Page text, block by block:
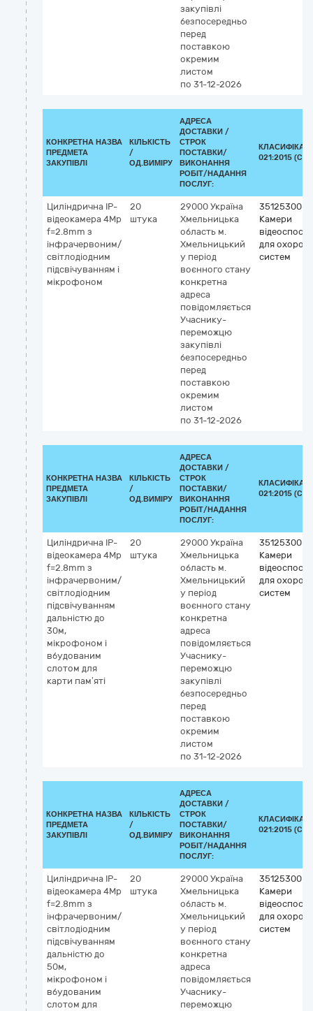
закупівлі
безпосередньо
перед
поставкою
окремим
листом
по 31-12-2026
КОНКРЕТНА НАЗВА
ПРЕДМЕТА
ЗАКУПІВЛІ
КІЛЬКІСТЬ
/
ОД.ВИМІРУ
АДРЕСА
ДОСТАВКИ /
СТРОК
ПОСТАВКИ/
ВИКОНАННЯ
РОБІТ/НАДАННЯ
ПОСЛУГ:
021:2015
Циліндрична IP-
відеокамера 4Mp
f=2.8mm з
інфрачервоним/
світлодіодним
підсвічуванням і
мікрофоном
20
штука
29000 Україна
Хмельницька
область м.
Хмельницький
у період
воєнного стану
конкретна
адреса
повідомляється
Учаснику-
переможцю
закупівлі
безпосередньо
перед
поставкою
окремим
листом
по 31-12-2026
35125300-2
Камери
для
систем
КОНКРЕТНА НАЗВА
ПРЕДМЕТА
ЗАКУПІВЛІ
КІЛЬКІСТЬ
/
ОД.ВИМІРУ
АДРЕСА
ДОСТАВКИ /
СТРОК
ПОСТАВКИ/
ВИКОНАННЯ
РОБІТ/НАДАННЯ
ПОСЛУГ:
021:2015
Циліндрична IP-
відеокамера 4Mp
f=2.8mm з
інфрачервоним/
світлодіодним
підсвічуванням
дальністю до
30м,
мікрофоном і
вбудованим
слотом для
карти пам’яті
20
штука
29000 Україна
Хмельницька
область м.
Хмельницький
у період
воєнного стану
конкретна
адреса
повідомляється
Учаснику-
переможцю
закупівлі
безпосередньо
перед
поставкою
окремим
листом
по 31-12-2026
35125300-2
Камери
для
систем
КОНКРЕТНА НАЗВА
ПРЕДМЕТА
ЗАКУПІВЛІ
КІЛЬКІСТЬ
/
ОД.ВИМІРУ
АДРЕСА
ДОСТАВКИ /
СТРОК
ПОСТАВКИ/
ВИКОНАННЯ
РОБІТ/НАДАННЯ
ПОСЛУГ:
021:2015
Циліндрична IP-
відеокамера 4Mp
f=2.8mm з
інфрачервоним/
світлодіодним
підсвічуванням
дальністю до
50м,
мікрофоном і
вбудованим
слотом для
20
штука
29000 Україна
Хмельницька
область м.
Хмельницький
у період
воєнного стану
конкретна
адреса
повідомляється
Учаснику-
переможцю
35125300-2
Камери
для
систем